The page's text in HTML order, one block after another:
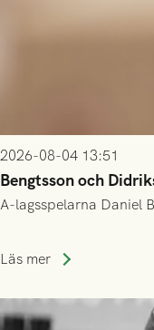
2026-08-04 13:51
Bengtsson och
A-lagsspelarna Daniel
Läs mer